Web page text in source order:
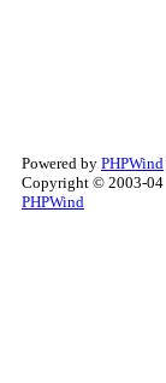
Powered by PHPWind
Copyright © 2003-04
PHPWind